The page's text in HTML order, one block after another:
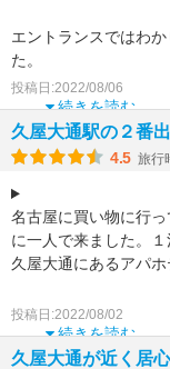
エントランスではわ
た。
お支払いは前払いです
ティングです。
お部屋は、13階シング
続きを読む
投稿日:2022/08/06
久屋大通駅の２番
4.5 旅行
名古屋に買い物に行
に一人で来ました。
久屋大通にあるアパホ
名古屋市内に何店舗か
トラベルで１泊食事
続きを読む
投稿日:2022/08/02
久屋大通が近く居